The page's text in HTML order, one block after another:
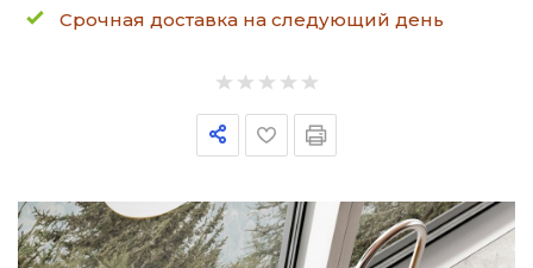
Срочная доставка на следующий день